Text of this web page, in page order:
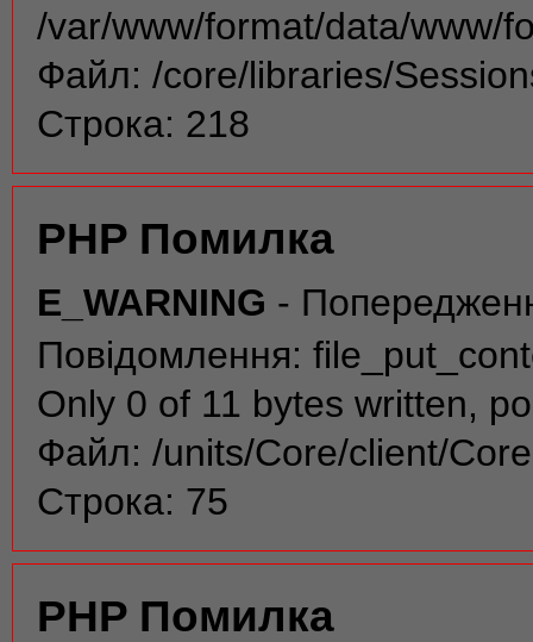
/var/www/format/data/www/
Файл: /core/libraries/
Строка: 218
PHP Помилка
E_WARNING -
Повідомлення:
Only 0 of 11 bytes written,
Файл: /units/Core/client/
Строка: 75
PHP Помилка